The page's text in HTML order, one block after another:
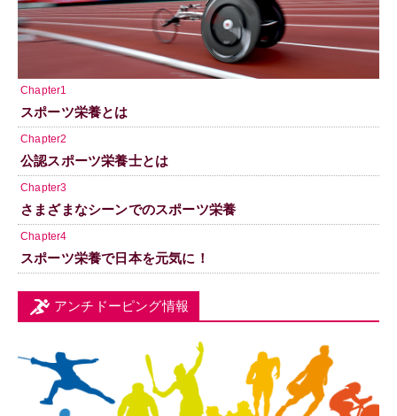
Chapter1
スポーツ栄養とは
Chapter2
公認スポーツ栄養士とは
Chapter3
さまざまなシーンでのスポーツ栄養
Chapter4
スポーツ栄養で日本を元気に！
アンチドーピング情報